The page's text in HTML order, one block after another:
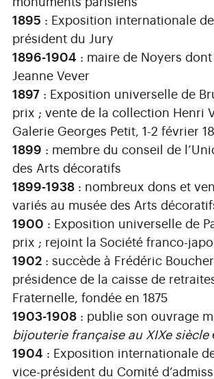
1895 : Exposition internationale
président du Jury
1896-1904 : maire de Noyers
Jeanne Vever
1897: Exposition universelle de
prix ; vente de la collection Henri
Galerie Georges Petit, 1-2 février
1899 : membre du conseil de
des Arts décoratifs
1899-1938: nombreux dons et
variés au musée des Arts
1900 : Exposition universelle de
prix ; rejoint la Société franco-
1902: succède à Frédéric
présidence de la caisse de
Fraternelle, fondée en 1875
1903-1908: publie son ouvrage
bijouterie française au XIXe siècle
1904 : Exposition internationale
vice-président du Comité